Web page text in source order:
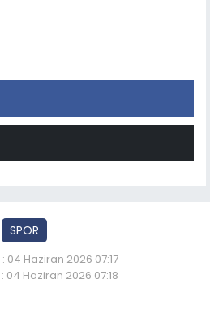
SPOR
04 Haziran 2026 07:17
04 Haziran 2026 07:18